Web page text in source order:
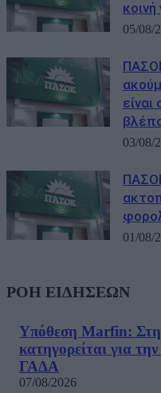
05/08/
03/08/
01/08/
ΡΟΗ ΕΙΔΗΣΕΩΝ
Υπόθεση Marfin:
κατηγορείται για
ΓΑΔΑ
07/08/2026